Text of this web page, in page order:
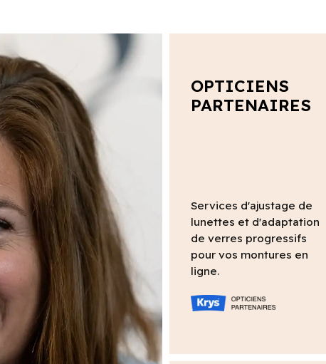
OPTICIENS
PARTENAIRES
Services d'ajustage de
lunettes et d'adaptation
de verres progressifs
pour vos montures en
ligne.